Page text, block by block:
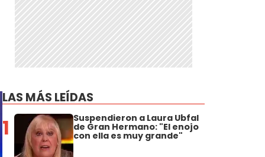
LAS MÁS LEÍDAS
1 Suspendieron a Laura Ubfal
de Gran Hermano: "El enojo
con ella es muy grande"